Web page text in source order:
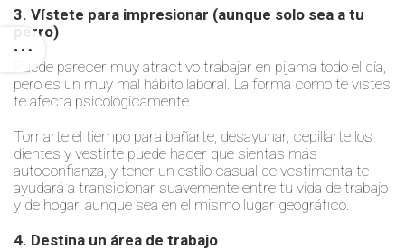
3. Vístete para impresionar (aunque solo sea a tu
perro)
Puede parecer muy atractivo trabajar en pijama todo el día,
pero es un muy mal hábito laboral. La forma como te vistes
te afecta psicológicamente.
Tomarte el tiempo para bañarte, desayunar, cepillarte los
dientes y vestirte puede hacer que sientas más
autoconfianza, y tener un estilo casual de vestimenta te
ayudará a transicionar suavemente entre tu vida de trabajo
y de hogar, aunque sea en el mismo lugar geográfico.
4. Destina un área de trabajo